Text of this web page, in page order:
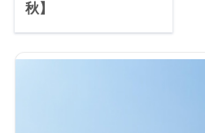
秋】